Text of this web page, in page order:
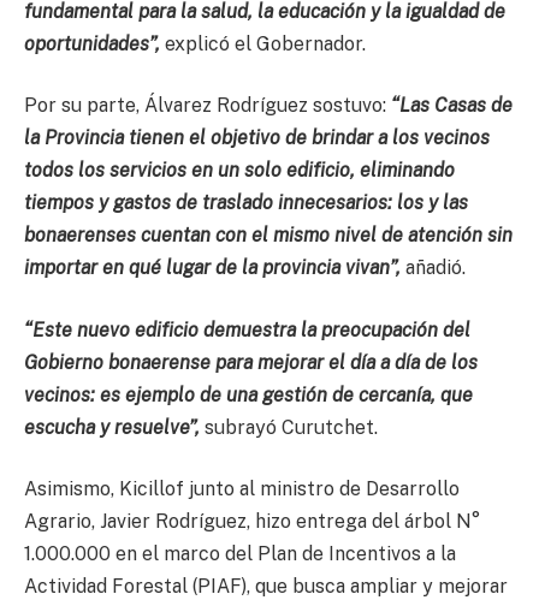
fundamental para la salud, la educación y la igualdad de
oportunidades”, explicó el Gobernador.
Por su parte, Álvarez Rodríguez sostuvo: “Las Casas de
la Provincia tienen el objetivo de brindar a los vecinos
todos los servicios en un solo edificio, eliminando
tiempos y gastos de traslado innecesarios: los y las
bonaerenses cuentan con el mismo nivel de atención sin
importar en qué lugar de la provincia vivan”, añadió.
“Este nuevo edificio demuestra la preocupación del
Gobierno bonaerense para mejorar el día a día de los
vecinos: es ejemplo de una gestión de cercanía, que
escucha y resuelve”, subrayó Curutchet.
Asimismo, Kicillof junto al ministro de Desarrollo
Agrario, Javier Rodríguez, hizo entrega del árbol N°
1.000.000 en el marco del Plan de Incentivos a la
Actividad Forestal (PIAF), que busca ampliar y mejorar